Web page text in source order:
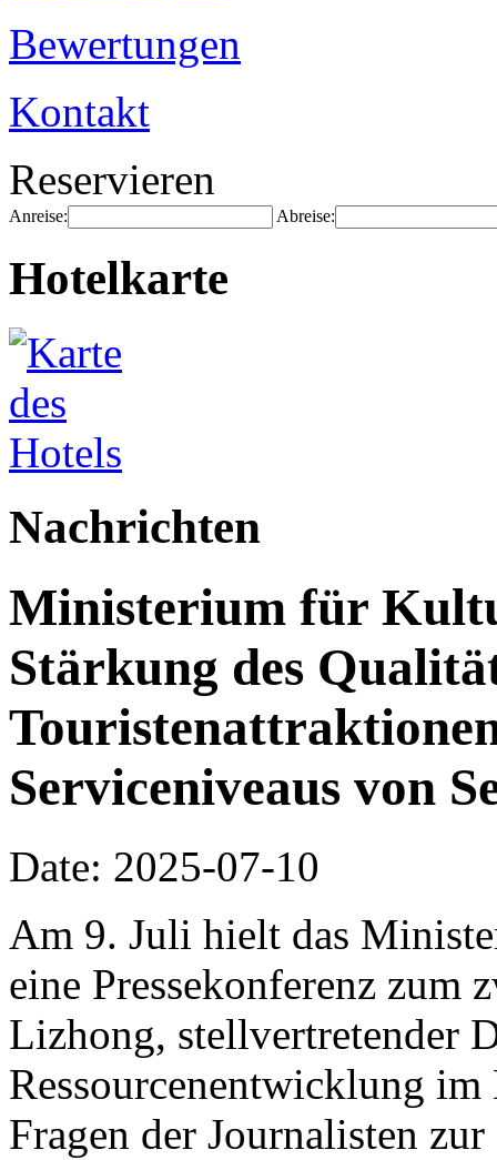
Bewertungen
Kontakt
Reservieren
Anreise: Abreise:
Hotelkarte
Nachrichten
Ministerium für
Stärkung des
Serviceniveaus von
Date: 2025-07-10
Am 9. Juli hielt das
eine Pressekonferenz zum
Lizhong, stellvertretender
Ressourcenentwicklung
Fragen der Journalisten